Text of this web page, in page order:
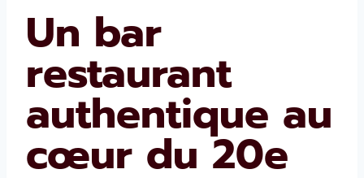
Un bar
restaurant
authentique au
cœur du 20e